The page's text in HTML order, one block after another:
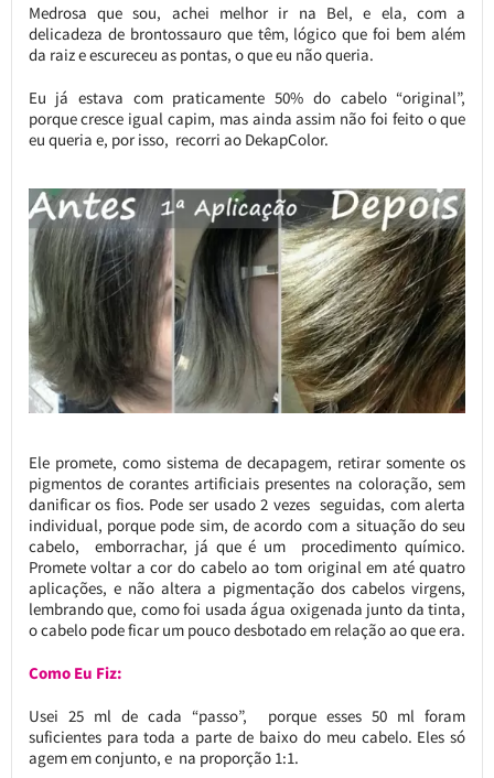
Medrosa que sou, achei melhor ir na Bel, e ela, com a
delicadeza de brontossauro que têm, lógico que foi bem além
da raiz e escureceu as pontas, o que eu não queria.
Eu já estava com praticamente 50% do cabelo “original”,
porque cresce igual capim, mas ainda assim não foi feito o que
eu queria e, por isso, recorri ao DekapColor.
Ele promete, como sistema de decapagem, retirar somente os
pigmentos de corantes artificiais presentes na coloração, sem
danificar os fios. Pode ser usado 2 vezes seguidas, com alerta
individual, porque pode sim, de acordo com a situação do seu
cabelo, emborrachar, já que é um procedimento químico.
Promete voltar a cor do cabelo ao tom original em até quatro
aplicações, e não altera a pigmentação dos cabelos virgens,
lembrando que, como foi usada água oxigenada junto da tinta,
o cabelo pode ficar um pouco desbotado em relação ao que era.
Como Eu Fiz:
Usei 25 ml de cada “passo”, porque esses 50 ml foram
suficientes para toda a parte de baixo do meu cabelo. Eles só
agem em conjunto, e na proporção 1:1.